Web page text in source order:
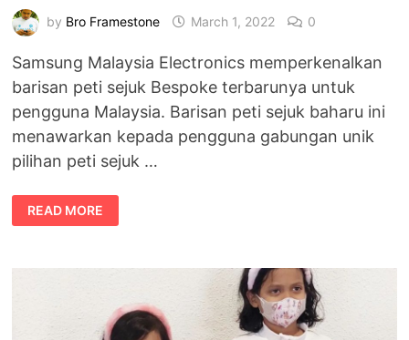
by Bro Framestone March 1, 2022 0
Samsung Malaysia Electronics memperkenalkan
barisan peti sejuk Bespoke terbarunya untuk
pengguna Malaysia. Barisan peti sejuk baharu ini
menawarkan kepada pengguna gabungan unik
pilihan peti sejuk …
SAMSUNG
MEMPERKENALKAN
BARISAN
BESPOKE
READ MORE